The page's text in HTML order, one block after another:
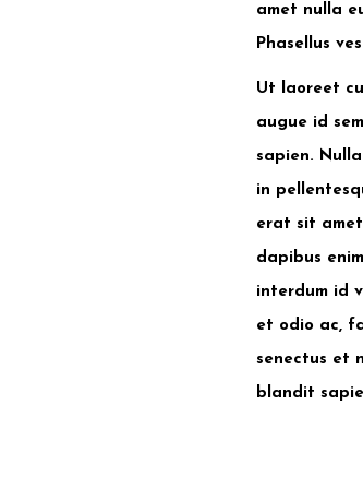
amet nulla
Phasellus
Ut laoreet
augue id
sapien.
in
erat sit
dapibus
interdum id
et odio ac,
senectus et
blandit